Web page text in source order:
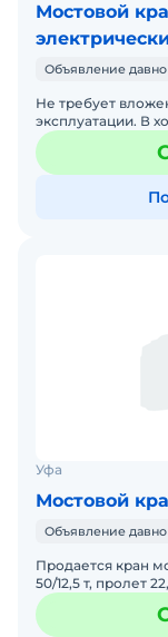
Мостовой
Объявление
Не требует
эксплуатации. В хорошем
балочный 1974г.в.
-пасп
Уфа
Мостовой
Объявление
Продается кран
50/12,5 т, пролет
из кабины, 1989 г.в.